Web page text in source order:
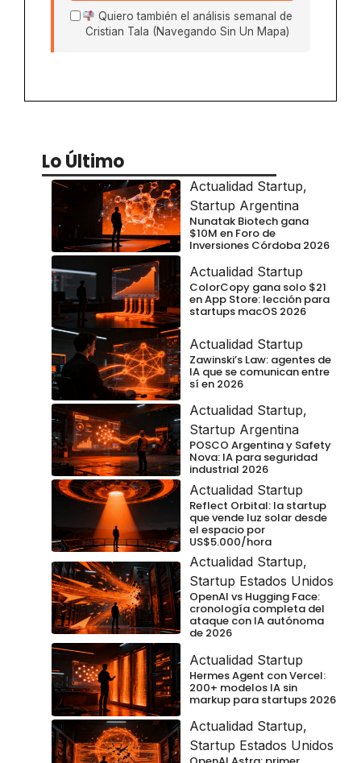
Quiero también el análisis semanal de
Cristian Tala (Navegando Sin Un Mapa)
Lo Último
Actualidad Startup,
Startup Argentina
Nunatak Biotech gana
$10M en Foro de
Inversiones Córdoba 2026
Actualidad Startup
ColorCopy gana solo $21
en App Store: lección para
startups macOS 2026
Actualidad Startup
Zawinski’s Law: agentes de
IA que se comunican entre
sí en 2026
Actualidad Startup,
Startup Argentina
POSCO Argentina y Safety
Nova: IA para seguridad
industrial 2026
Actualidad Startup
Reflect Orbital: la startup
que vende luz solar desde
el espacio por
US$5.000/hora
Actualidad Startup,
Startup Estados Unidos
OpenAI vs Hugging Face:
cronología completa del
ataque con IA autónoma
de 2026
Actualidad Startup
Hermes Agent con Vercel:
200+ modelos IA sin
markup para startups 2026
Actualidad Startup,
Startup Estados Unidos